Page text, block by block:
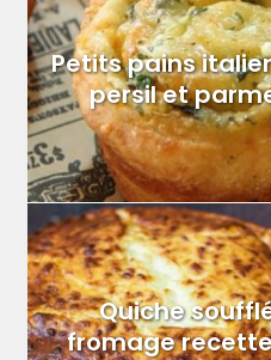
Petits pains
persil et
Quiche
fromage